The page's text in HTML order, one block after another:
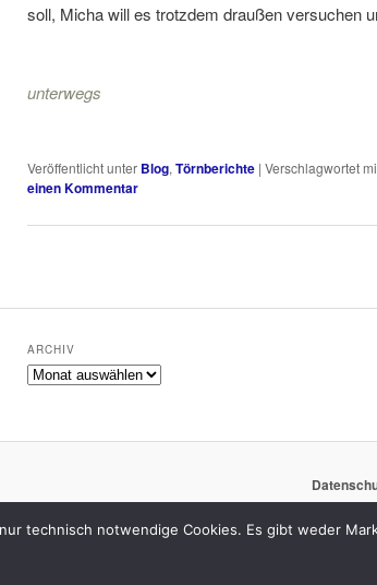
soll, Micha will es trotzdem draußen versuchen
unterwegs
Veröffentlicht unter Blog,Törnberichte | Verschlagwortet
einen Kommentar
ARCHIV
Archiv
technisch notwendige Cookies. Es gibt weder